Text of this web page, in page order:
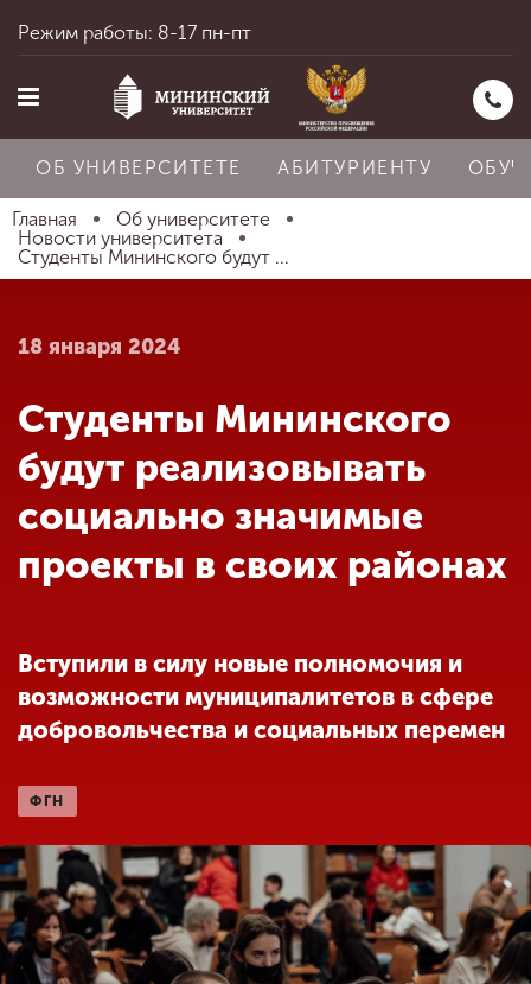
Главная
Абитуриенту
Обучение
Международная
деятельность
Студенческая жизнь
Режим работы: 8-17 пн-пт
ОБ УНИВЕРСИТЕТЕ АБИТУРИЕНТУ
Главная
Об университете
Новости университета
Студенты Мининского будут ...
18 января 2024
Студенты Мининского
будут реализовывать
социально значимые
проекты в своих районах
Вступили в силу новые полномочия и
возможности муниципалитетов в сфере
добровольчества и социальных перемен
ФГН